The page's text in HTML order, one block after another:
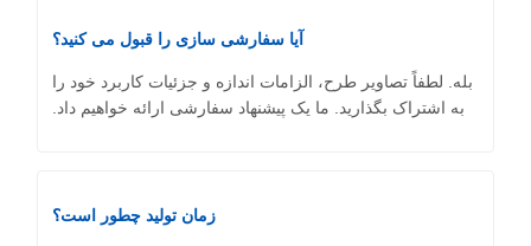
آیا سفارشی سازی را قبول می کنید؟
بله. لطفاً تصاویر طرح، الزامات اندازه و جزئیات کاربرد خود را
به اشتراک بگذارید. ما یک پیشنهاد سفارشی ارائه خواهیم داد.
زمان تولید چطور است؟